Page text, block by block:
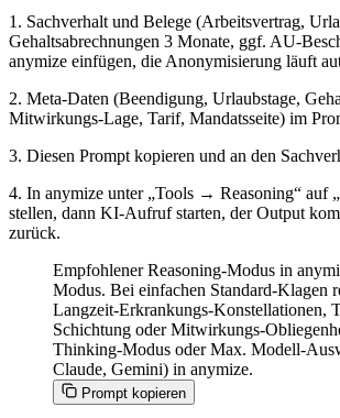
1. Sachverhalt und Belege (Arbeitsvertrag,
Gehaltsabrechnungen 3 Monate, ggf. AU-
anymize einfügen, die Anonymisierung läuft
2. Meta-Daten (Beendigung, Urlaubstage,
Mitwirkungs-Lage, Tarif, Mandatsseite) im
3. Diesen Prompt kopieren und an den
4. In anymize unter „Tools → Reasoning“ auf
stellen, dann KI-Aufruf starten, der Output
zurück.
Empfohlener Reasoning-Modus in
Modus. Bei einfachen Standard-Klagen
Langzeit-Erkrankungs-Konstellationen,
Schichtung oder Mitwirkungs-
Thinking-Modus oder Max. Modell-
Claude, Gemini) in anymize.
Prompt kopieren